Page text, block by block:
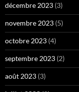
décembre 2023 (3)
novembre 2023 (5)
octobre 2023 (4)
septembre 2023 (2)
août 2023 (3)